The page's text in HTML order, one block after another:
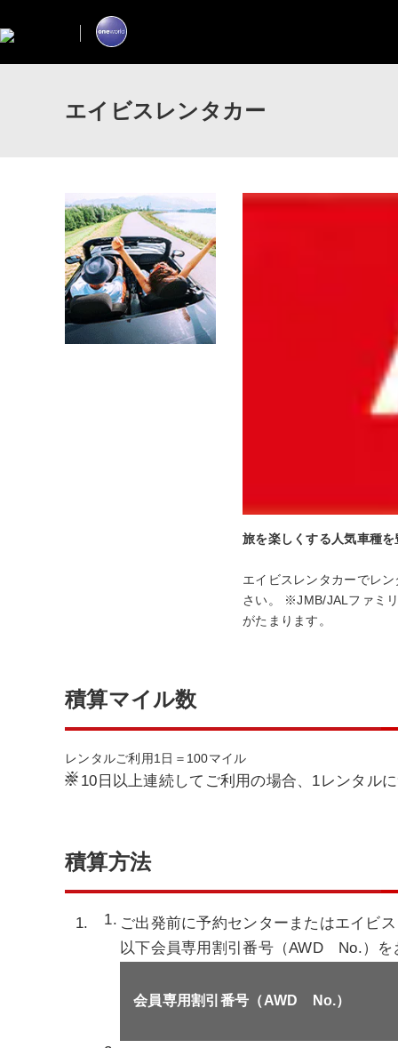
エイビスレンタカー
旅を楽しくする人気車種
エイビスレンタカーでレ
さい。 ※JMB/JALファミ
がたまります。
積算マイル数
レンタルご利用1日＝100マイル
※ 10日以上連続してご利用の場合、1レンタル
積算方法
ご出発前に予約センターまたはエイビ
以下会員専用割引番号（AWD No.）を
会員専用割引番号（AWD No.）